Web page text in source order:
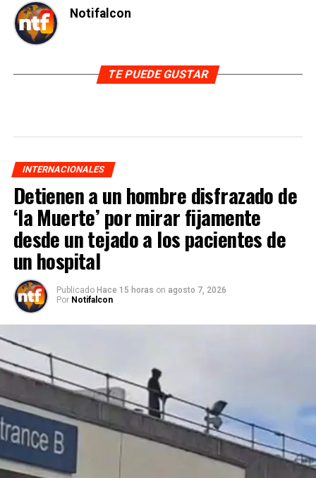
Notifalcon
TE PUEDE GUSTAR
INTERNACIONALES
Detienen a un hombre disfrazado de
‘la Muerte’ por mirar fijamente
desde un tejado a los pacientes de
un hospital
Publicado Hace 15 horas on agosto 7, 2026
Por Notifalcon